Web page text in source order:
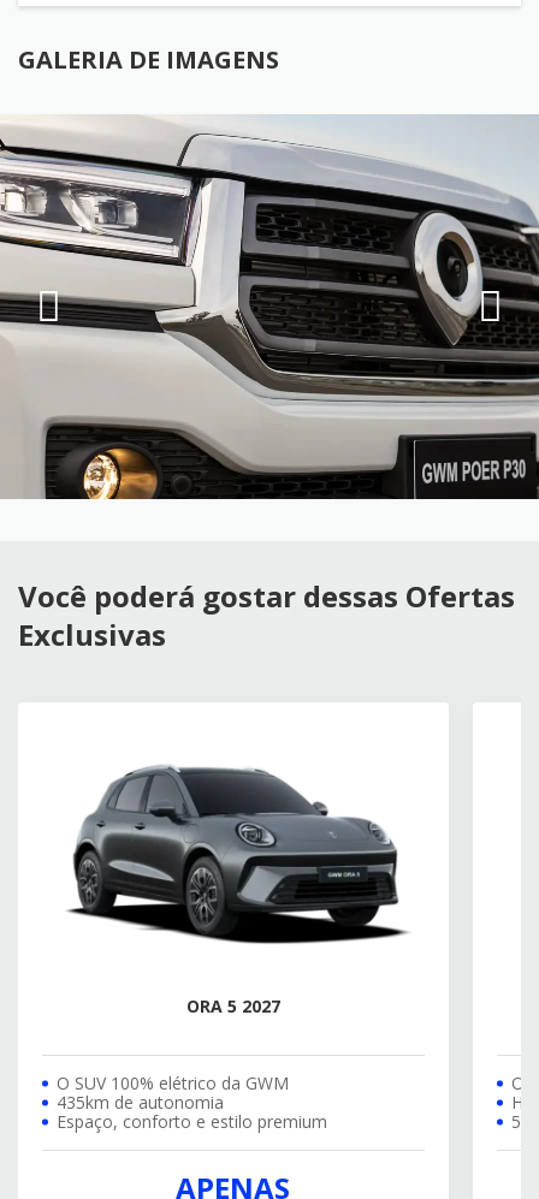
GALERIA DE IMAGENS
Você poderá gostar dessas Ofertas
Exclusivas
ORA 5 2027
O SUV 100% elétrico da GWM
435km de autonomia
Espaço, conforto e estilo premium
APENAS
O